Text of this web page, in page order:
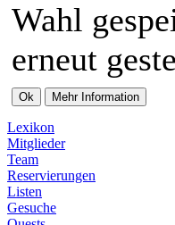
Wahl
erneut
Lexikon
Mitglieder
Team
Reservierungen
Listen
Gesuche